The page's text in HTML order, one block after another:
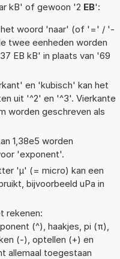
kB' of gewoon '2 EB':
het woord 'naar' (of '=' / '-
twee eenheden worden
EB kB' in plaats van '69
en 'kubisch' kan het
uit '^2' en '^3'. Vierkante
worden geschreven als
1,38e5 worden
'exponent'.
'µ' (= micro) kan een
bijvoorbeeld uPa in
rekenen:
(^), haakjes, pi (π),
(-), optellen (+) en
allemaal toegestaan